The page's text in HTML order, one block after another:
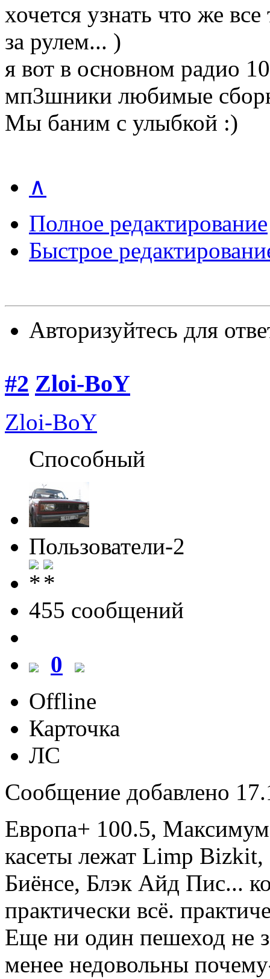
хочется узнать что же
за рулем... )
я вот в основном радио
мп3шники любимые
Мы баним с улыбкой :)
∧
Полное редактирование
Быстрое
Авторизуйтесь для
#2 Zloi-BoY
Zloi-BoY
Способный
Пользователи-2
455 cообщений
0
Offline
Карточка
ЛС
Сообщение добавлено
Европа+ 100.5,
касеты лежат Limp
Биёнсе, Блэк Айд Пис...
практически всё.
Еще ни один пешеход не
менее недовольны